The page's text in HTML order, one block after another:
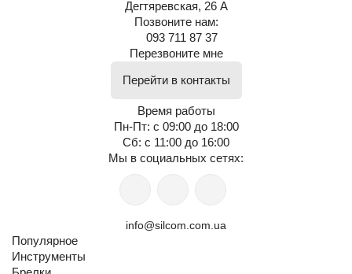
Дегтяревская, 26 А
Позвоните нам:
093 711 87 37
Перезвоните мне
Перейти в контакты
Время работы
Пн-Пт: с 09:00 до 18:00
Сб: с 11:00 до 16:00
Мы в социальных сетях:
info@silcom.com.ua
Популярное
Инструменты